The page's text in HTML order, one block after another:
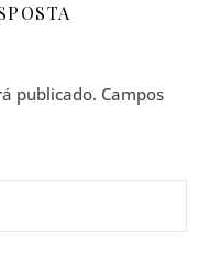
publicado. Campos